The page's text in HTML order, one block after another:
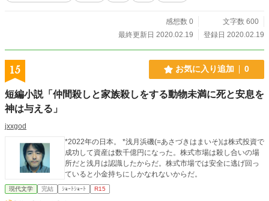
感想数 0
文字数 600
最終更新日 2020.02.19
登録日 2020.02.19
15 お気に入り追加 0
短編小説「仲間殺しと家族殺しをする動物未満に死と安息を
神は与える」
jxxgod
*2022年の日本。 *浅月浜磯(=あさづきはまいそ)は株式投資で
成功して資産は数千億円になった。株式市場は殺し合いの場
所だと浅月は認識したからだ。株式市場では安全に逃げ回っ
ていると小金持ちにしかなれないからだ。
現代文学 完結 ｼｮｰﾄｼｮｰﾄ R15